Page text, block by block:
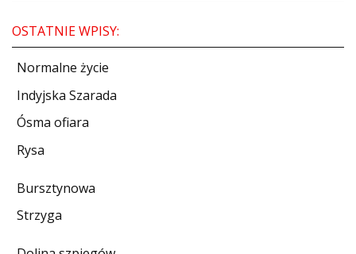
PATRONATY
WYWIADY
RECENZJE
DO CZYTANIA
OSTATNIE WPISY:
Normalne życie
Indyjska Szarada
Ósma ofiara
Rysa
Bursztynowa
Strzyga